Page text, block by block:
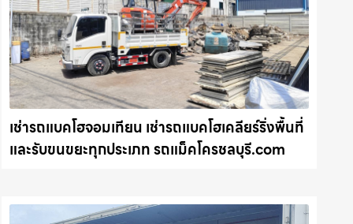
เช่ารถแบคโฮจอมเทียน เช่ารถแบคโฮเคลียร์ริ่งพื้นที่
และรับขนขยะทุกประเภท รถแม็คโครชลบุรี.com